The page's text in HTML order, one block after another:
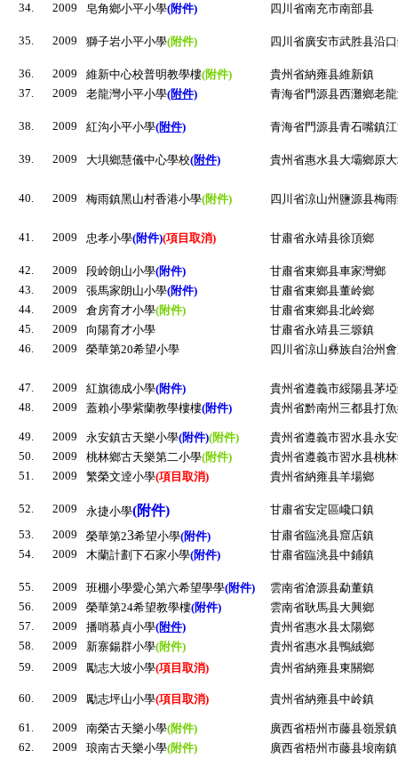
34. 2009 皂角鄉小平小學(附件) 四川省南充市南部县
35. 2009 獅子岩小平小學(附件) 四川省廣安市武胜县沿
36. 2009 維新中心校普明教學樓(附件)
貴州省納雍县維新鎮
37.
2009 老龍灣小平小學(附件) 青海省門源县西灘鄉老
38. 2009 紅沟小平小學(附件) 青海省門源县青石嘴鎮
39. 2009 大埧鄉慧儀中心學校(附件) 貴州省惠水县大壩鄉原
40. 2009 梅雨鎮黑山村香港小學(附件) 四川省涼山州鹽源县梅
41. 2009 忠孝小學(附件)(項目取消) 甘肅省永靖县徐頂鄉
42. 2009 段岭朗山小學(附件)
甘肅省東鄉县車家灣鄉
43.
2009 張馬家朗山小學(附件)
甘肅省東鄉县董岭鄉
44.
2009 倉房育才小學(附件)
甘肅省東鄉县北岭鄉
45.
2009 向陽育才小學
甘肅省永靖县三塬鎮
46.
2009 榮華第20希望小學 四川省涼山彝族自治州
47. 2009 紅旗德成小學(附件)
貴州省遵義市綏陽县茅
48.
2009 蓋賴小學紫蘭教學樓樓(附件) 貴州省黔南州三都县打
49. 2009 永安鎮古天樂小學(附件)(附件)
貴州省遵義市習水县永
50.
2009 桃林鄉古天樂第二小學(附件)
貴州省遵義市習水县桃
51.
2009 繁榮文逹小學(項目取消) 貴州省納雍县羊場鄉
52. 2009 永捷小學(附件)
甘肅省安定區巉口鎮
53.
2009 榮華第23希望小學(附件)
甘肅省臨洮县窟店鎮
54.
2009 木蘭計劃下石家小學(附件) 甘肅省臨洮县中鋪鎮
55. 2009 班棚小學愛心第六希望學學(附件)
雲南省滄源县勐董鎮
56.
2009 榮華第24希望教學樓(附件)
雲南省耿馬县大興鄉
57.
2009 播哨慕貞小學(附件)
貴州省惠水县太陽鄉
58.
2009 新寨鍚群小學(附件)
貴州省惠水县鴨絨鄉
59.
2009 勵志大坡小學(項目取消) 貴州省納雍县東關鄉
60. 2009 勵志坪山小學(項目取消) 貴州省納雍县中岭鎮
61. 2009 南榮古天樂小學(附件)
廣西省梧州市藤县嶺景鎮
62.
2009 琅南古天樂小學(附件)
廣西省梧州市藤县埌南鎮